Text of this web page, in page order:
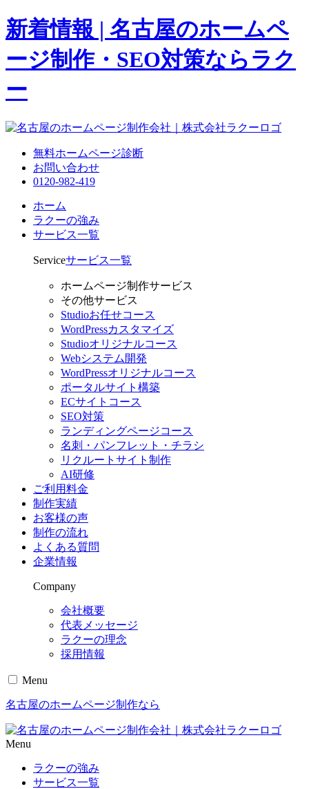
新着情報 | 名古屋のホームペ
ージ制作・SEO対策ならラク
ー
無料ホームページ診断
お問い合わせ
0120-982-419
ホーム
ラクーの強み
サービス一覧
Serviceサービス一覧
ホームページ制作サービス
その他サービス
Studioお任せコース
WordPressカスタマイズ
Studioオリジナルコース
Webシステム開発
WordPressオリジナルコース
ポータルサイト構築
ECサイトコース
SEO対策
ランディングページコース
名刺・パンフレット・チラシ
リクルートサイト制作
AI研修
ご利用料金
制作実績
お客様の声
制作の流れ
よくある質問
企業情報
Company
会社概要
代表メッセージ
ラクーの理念
採用情報
Menu
名古屋のホームページ制作なら
Menu
ラクーの強み
サービス一覧